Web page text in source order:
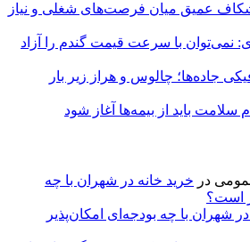
عمیق میان فرصت‌های شغلی و نیاز
نمی‌توان با سرعت قیمت گندم را آزاد
جاده‌ها؛ چالوس و هراز زیر بار
سلامت باید از بیمه‌ها آغاز شود
در خرید خانه در شهران با چه
است؟
شهران با چه بودجه‌ای امکان‌پذیر